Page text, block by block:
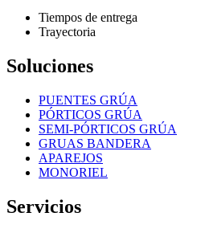
Tiempos de entrega
Trayectoria
Soluciones
PUENTES GRÚA
PÓRTICOS GRÚA
SEMI-PÓRTICOS GRÚA
GRUAS BANDERA
APAREJOS
MONORIEL
Servicios